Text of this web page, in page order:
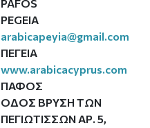
PAFOS
PEGEIA
arabicapeyia@gmail.com
ΠΕΓΕΙΑ
www.arabicacyprus.com
ΠΑΦΟΣ
ΟΔΟΣ ΒΡΥΣΗ ΤΩΝ
ΠΕΓΙΩΤΙΣΣΩΝ ΑΡ. 5,